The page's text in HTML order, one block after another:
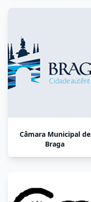
Câmara Municipal de
Braga